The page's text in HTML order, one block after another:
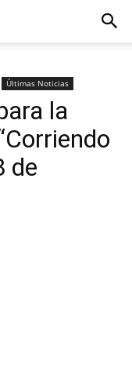
Últimas Noticias
la
de